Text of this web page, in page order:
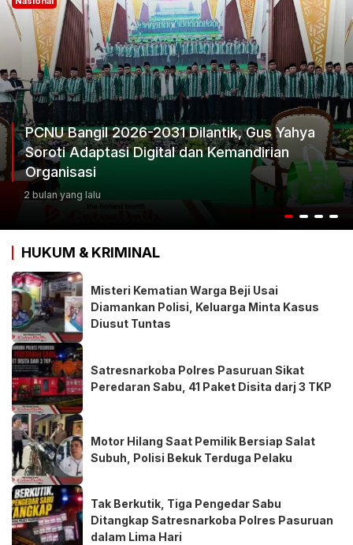
Ketum Progib Dorong Rapimwil Jatim
Keputusan Terbaik
2 bulan yang lalu
HUKUM & KRIMINAL
Misteri Kematian Warga Beji Usai
Diamankan Polisi, Keluarga Minta Kasus
Diusut Tuntas
Satresnarkoba Polres Pasuruan Sikat
Peredaran Sabu, 41 Paket Disita darj 3 TKP
Motor Hilang Saat Pemilik Bersiap Salat
Subuh, Polisi Bekuk Terduga Pelaku
Tak Berkutik, Tiga Pengedar Sabu
Ditangkap Satresnarkoba Polres Pasuruan
dalam Lima Hari